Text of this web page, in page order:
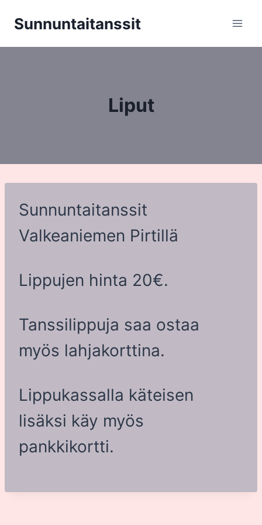
sisältöön
Sunnuntaitanssit
Liput
Sunnuntaitanssit
Valkeaniemen Pirtillä
Lippujen hinta 20€.
Tanssilippuja saa ostaa
myös lahjakorttina.
Lippukassalla käteisen
lisäksi käy myös
pankkikortti.